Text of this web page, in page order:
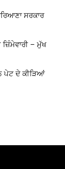
ਸਰਕਾਰ
ਜ਼ਿੰਮੇਵਾਰੀ – ਮੁੱਖ
ਪੇਟ ਦੇ ਕੀੜਿਆਂ